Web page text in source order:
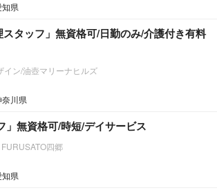
県
スタッフ」無資格可/日勤のみ/介護付き有料
イン/油壺マリーナヒルズ
川県
」無資格可/時短/デイサービス
四郷
県